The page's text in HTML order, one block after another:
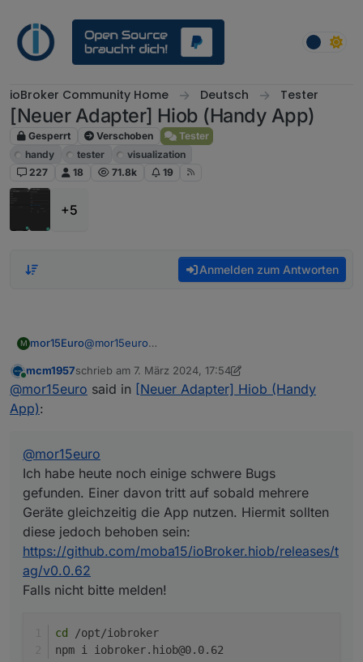
ioBroker Community Home Deutsch Tester
[Neuer Adapter] Hiob (Handy App)
Gesperrt Verschoben
Tester
handy
tester
visualization
227
18 71.8k 19
+5
Anmelden zum Antworten
M mor15Euro@mor15euro
gefunden. Einer davon tritt auf sobald mehrere
Geräte gleichzeitig die App nutzen. Hiermit sollten
Falls nicht bitte melden!
cd /opt/iobroker
Online
mcm1957schrieb am 7. März 2024, 17:54
zuletzt editiert von mcm19573. Juli 2024, 18:55
@mor15euro said in [Neuer Adapter] Hiob (Handy
App):
@mor15euro
Ich habe heute noch einige schwere Bugs
gefunden. Einer davon tritt auf sobald mehrere
Geräte gleichzeitig die App nutzen. Hiermit sollten
diese jedoch behoben sein:
https://github.com/moba15/ioBroker.hiob/releases/t
ag/v0.0.62
Falls nicht bitte melden!
cd
/opt/iobroker
npm i iobroker.hiob@0.0.62